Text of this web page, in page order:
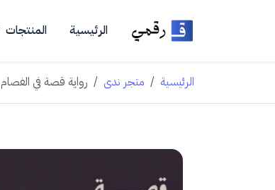
الرئيسية المنتجات
الرئيسية متجر ندى رواية قصة في الفصام